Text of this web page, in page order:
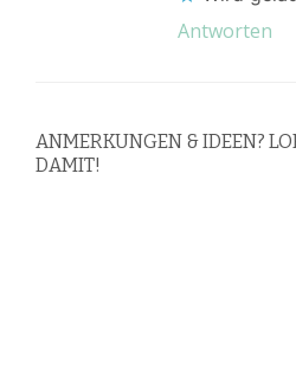
Antworten
ANMERKUNGEN & IDEEN?
DAMIT!